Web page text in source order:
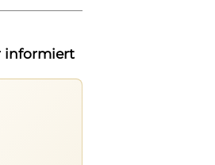
informiert